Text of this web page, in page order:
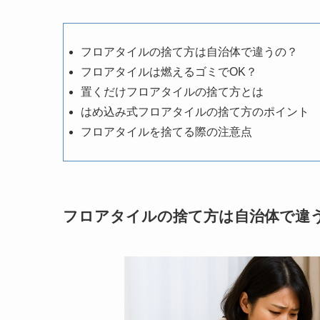
フロアタイルの捨て方は自治体で違うの？
フロアタイルは燃えるゴミでOK？
置くだけフロアタイルの捨て方とは
はめ込み式フロアタイルの捨て方のポイント
フロアタイルを捨てる際の注意点
フロアタイルの捨て方は自治体で違